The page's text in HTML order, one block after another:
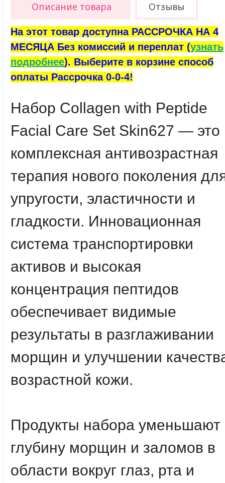
Описание товара Отзывы
На этот товар доступна РАССРОЧКА НА 4
МЕСЯЦА Без комиссий и переплат (узнать
подробнее). Выберите в корзине способ
оплаты Рассрочка 0-0-4!
Набор Collagen with Peptide
Facial Care Set Skin627 — это
комплексная антивозрастная
терапия нового поколения
упругости, эластичности и
гладкости. Инновационная
система транспортировки
активов и высокая
концентрация пептидов
обеспечивает видимые
результаты в разглаживании
морщин и улучшении
возрастной кожи.
Продукты набора уменьшают
глубину морщин и заломов в
области вокруг глаз, рта и